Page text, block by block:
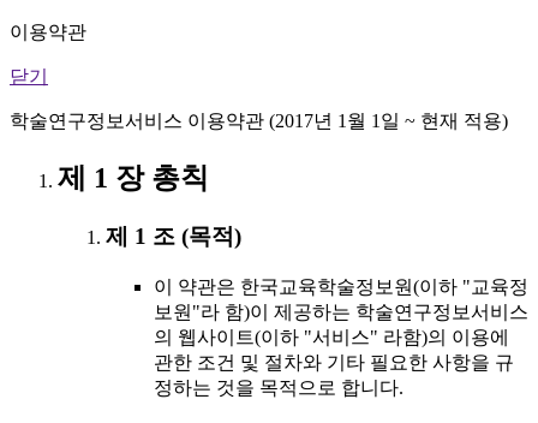
이용약관
닫기
학술연구정보서비스 이용약관 (2017년 1월 1일 ~ 현재 적용)
제 1 장 총칙
제 1 조 (목적)
이 약관은 한국교육학술정보원(이하 "교육정
보원"라 함)이 제공하는 학술연구정보서비스
의 웹사이트(이하 "서비스" 라함)의 이용에
관한 조건 및 절차와 기타 필요한 사항을 규
정하는 것을 목적으로 합니다.